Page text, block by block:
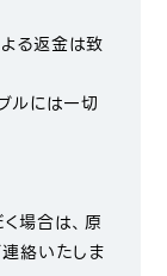
る返金は致
ルには一切
場合は、原
絡いたしま